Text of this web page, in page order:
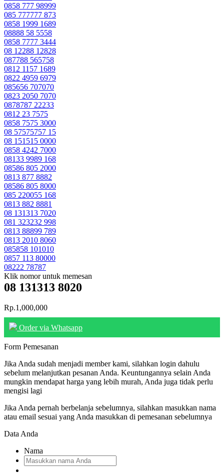
0858 777 98999
085 777777 873
0858 1999 1689
08888 58 5558
0858 7777 3444
08 12288 12828
087788 565758
0812 1157 1689
0822 4959 6979
085656 707070
0823 2050 7070
0878787 22233
0812 23 7575
0858 7575 3000
08 57575757 15
08 151515 0000
0858 4242 7000
08133 9989 168
08586 805 2000
0813 877 8882
08586 805 8000
085 220055 168
0813 882 8881
08 131313 7020
081 323232 998
0813 88899 789
0813 2010 8060
085858 101010
0857 113 80000
08222 78787
Klik nomor untuk memesan
08 131313 8020
Rp.1,000,000
Order via Whatsapp
Form Pemesanan
Jika Anda sudah menjadi member kami, silahkan login dahulu
sebelum melanjutkan pesanan Anda. Keuntungannya selain Anda
mungkin mendapat harga yang lebih murah, Anda juga tidak perlu
mengisi lagi
Jika Anda pernah berbelanja sebelumnya, silahkan masukkan nama
atau email sesuai yang Anda masukkan di pemesanan sebelumnya
Data Anda
Nama